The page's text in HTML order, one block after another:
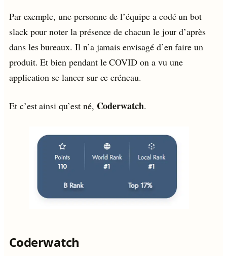
Par exemple, une personne de l’équipe a codé un bot
slack pour noter la présence de chacun le jour d’après
dans les bureaux. Il n’a jamais envisagé d’en faire un
produit. Et bien pendant le COVID on a vu une
application se lancer sur ce créneau.
Et c’est ainsi qu’est né, Coderwatch.
Coderwatch